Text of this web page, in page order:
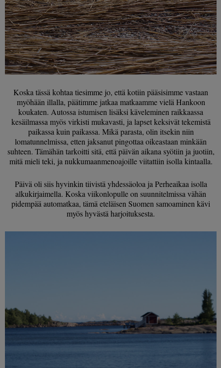
Koska tässä kohtaa tiesimme jo, että kotiin pääsisimme vastaan
myöhään illalla, päätimme jatkaa matkaamme vielä Hankoon
koukaten. Autossa istumisen lisäksi käveleminen raikkaassa
kesäilmassa myös virkisti mukavasti, ja lapset keksivät tekemistä
paikassa kuin paikassa. Mikä parasta, olin itsekin niin
lomatunnelmissa, etten jaksanut pingottaa oikeastaan minkään
suhteen. Tämähän tarkoitti sitä, että päivän aikana syötiin ja juotiin,
mitä mieli teki, ja nukkumaanmenoajoille viitattiin isolla kintaalla.
Päivä oli siis hyvinkin tiivistä yhdessäoloa ja Perheaikaa isolla
alkukirjaimella. Koska viikonlopulle on suunnitelmissa vähän
pidempää automatkaa, tämä eteläisen Suomen samoaminen kävi
myös hyvästä harjoituksesta.